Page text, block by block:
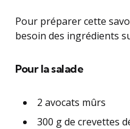
Pour préparer cette
besoin des ingrédients
Pour la salade
2 avocats mûrs
300 g de crevettes